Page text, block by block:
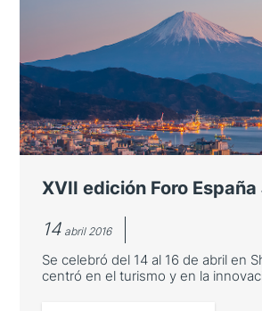
Málaga acogerá la XIX
Foro España Japón
La ciudad andaluza, donde ya
compañías japonesas, se
de negocios europea
XVII edición Foro
14 abril 2016
Se celebró del 14 al 16 de abril en
centró en el turismo y en la